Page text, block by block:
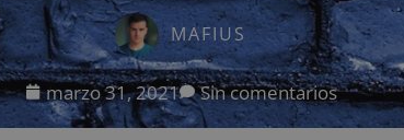
MAFIUS
marzo 31, 2021 Sin comentarios